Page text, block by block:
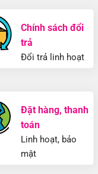
Chính sách đổi
trả
Đổi trả linh hoạt
Đặt hàng, thanh
toán
Linh hoạt, bảo
mật